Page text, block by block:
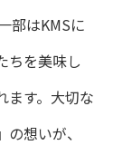
部はKMSに
ちを美味し
ます。大切な
想いが、